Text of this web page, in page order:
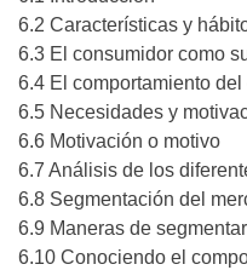
6.2 Características y
6.3 El consumidor como
6.4 El comportamiento
6.5 Necesidades y
6.6 Motivación o motivo
6.7 Análisis de los
6.8 Segmentación del
6.9 Maneras de segmentar
6.10 Conociendo el